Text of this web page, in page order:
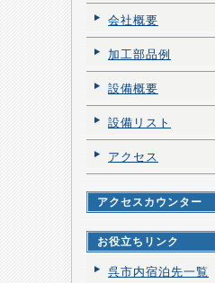
会社概要
加工部品例
設備概要
設備リスト
アクセス
アクセスカウンター
お役立ちリンク
呉市内宿泊先一覧